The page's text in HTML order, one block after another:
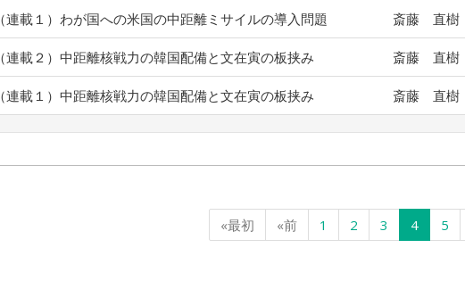
（連載１）わが国への米国の中距離ミサイルの導入問題 斎藤 直樹
（連載２）中距離核戦力の韓国配備と文在寅の板挟み 斎藤 直樹
（連載１）中距離核戦力の韓国配備と文在寅の板挟み 斎藤 直樹
«最初 «前 1 2 3 4 5